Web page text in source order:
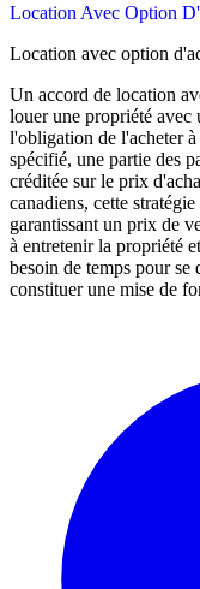
Location Avec Option
Location avec option
Un accord de location
louer une propriété
l'obligation de l'acheter
spécifié, une partie des
créditée sur le prix
canadiens, cette
garantissant un prix de
à entretenir la propriété
besoin de temps pour
constituer une mise de